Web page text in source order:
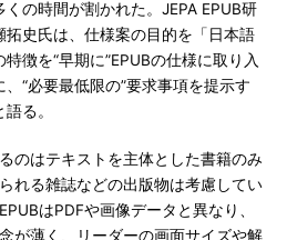
くの時間が割かれた。JEPA EPUB研
拓史氏は、仕様案の目的を「日本語
徴を“早期に”EPUBの仕様に取り入
、“必要最低限の”要求事項を提示す
る。
のはテキストを主体とした書籍のみ
れる雑誌などの出版物は考慮してい
はPDFや画像データと異なり、
が薄く、リーダーの画面サイズや解